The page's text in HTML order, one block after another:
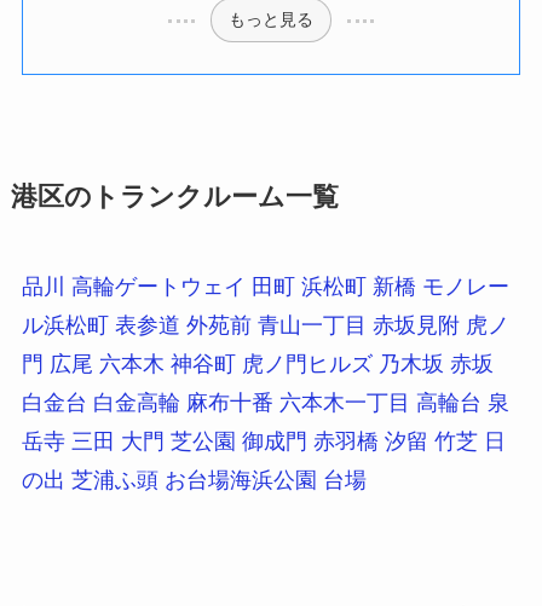
もっと見る
港区のトランクルーム一覧
品川 高輪ゲートウェイ 田町 浜松町 新橋 モノレー
ル浜松町
表参道 外苑前 青山一丁目 赤坂見附 虎ノ
門 広尾 六本木 神谷町 虎ノ門ヒルズ 乃木坂 赤坂
白金台 白金高輪 麻布十番 六本木一丁目 高輪台 泉
岳寺 三田 大門 芝公園 御成門 赤羽橋 汐留 竹芝 日
の出 芝浦ふ頭 お台場海浜公園 台場